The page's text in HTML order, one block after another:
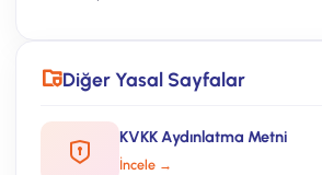
Diğer Yasal Sayfalar
KVKK Aydınlatma Metni
İncele →